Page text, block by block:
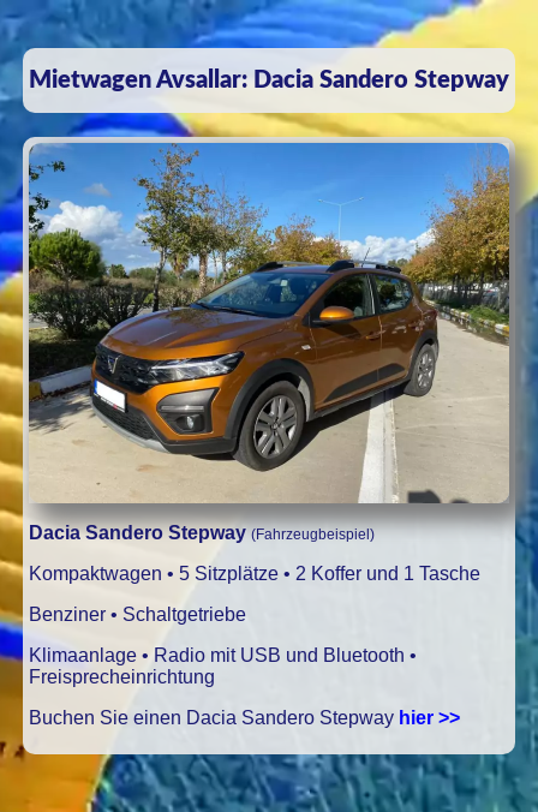
Mietwagen Avsallar: Dacia Sandero Stepway
Dacia Sandero Stepway (Fahrzeugbeispiel)
Kompaktwagen • 5 Sitzplätze • 2 Koffer und 1 Tasche
Benziner • Schaltgetriebe
Klimaanlage • Radio mit USB und Bluetooth •
Freisprecheinrichtung
Buchen Sie einen Dacia Sandero Stepway hier >>